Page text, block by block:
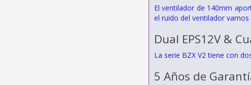
El ventilador de 140mm
el ruido del ventilador
Dual EPS12V &
La serie BZX V2 tiene con
5 Años de